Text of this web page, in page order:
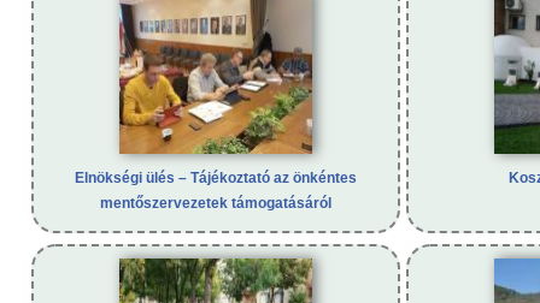
Elnökségi ülés – Tájékoztató az önkéntes
mentőszervezetek támogatásáról